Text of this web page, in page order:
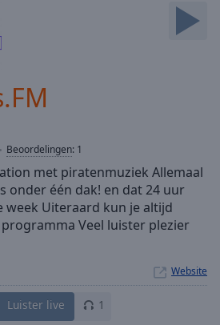
Beoordelingen: 1
met piratenmuziek Allemaal
onder één dak! en dat 24 uur
week Uiteraard kun je altijd
Veel luister plezier
Website
Luister live 1